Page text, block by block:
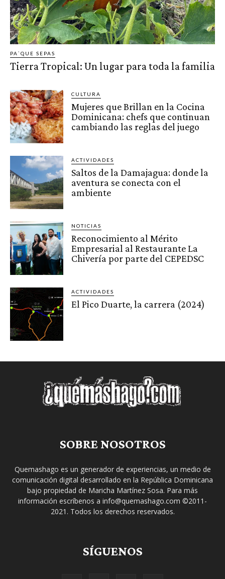
PA`QUE SEPAS
Tierra Tropical: Un lugar para toda la familia
CULTURA
Mujeres que Brillan en la Cocina
Dominicana: chefs que continuan
cambiando las reglas del juego
ACTIVIDADES
Saltos de la Damajagua: donde la
aventura se conecta con el
ambiente
NOTICIAS
Reconocimiento al Mérito
Empresarial al Restaurante La
Chivería por parte del CEPEDSC
ACTIVIDADES
El Pico Duarte, la carrera (2024)
SOBRE NOSOTROS
Quemashago es un generador de experiencias, un medio de
comunicación digital desarrollado en la República Dominicana
bajo propiedad de Maricha Martínez Sosa. Para más
información escríbenos a info@quemashago.com ©2011-
2021. Todos los derechos reservados.
SÍGUENOS